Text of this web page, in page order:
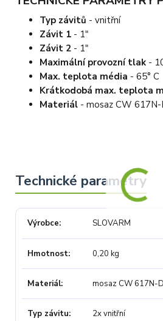
Typ závitů - vnitřní
Závit 1 - 1"
Závit 2 - 1"
Maximální provozní tlak -
Max. teplota média - 65° C
Krátkodobá max. teplota
Materiál - mosaz CW
Výrobce SLOVARM
Hmotnost 0,20 kg
Materiál mosaz CW 617N-
Typ závitu 2x vnitřní